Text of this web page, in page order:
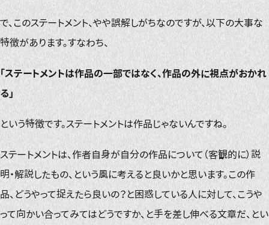
で、このステートメント、やや誤解しがちなのですが、以下の大事な
特徴があります。すなわち、
「ステートメントは作品の一部ではなく、作品の外に視点がおかれ
る」
という特徴です。ステートメントは作品じゃないんですね。
ステートメントは、作者自身が自分の作品について（客観的に）説
明・解説したもの、という風に考えると良いかと思います。この作
品、どうやって捉えたら良いの？と困惑している人に対して、こうや
って向かい合ってみてはどうですか、と手を差し伸べる文章だ、とい